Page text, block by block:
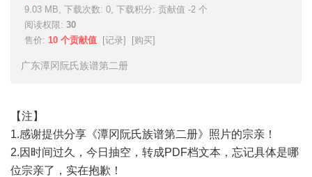
9.03 MB, 下载次数: 0, 下载积分: 贡献值 -2 个
阅读权限: 30
售价: 10 个贡献值 [记录] [购买]
广东潭冈阮氏族谱第二册
【注】
1.感谢提供分享《潭冈阮氏族谱第二册》照片的宗亲！
2.因时间过久，今日抽空，转成PDF档文本，忘记具体是哪
位宗亲了，实在抱歉！